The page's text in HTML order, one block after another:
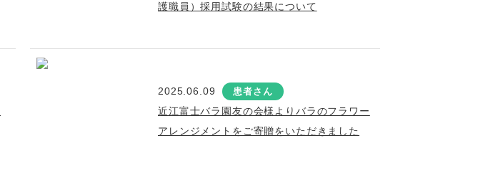
護職員）採用試験の結果について
2025.06.09 患者さん
近江富士バラ園友の会様よりバラのフラワー
アレンジメントをご寄贈をいただきました